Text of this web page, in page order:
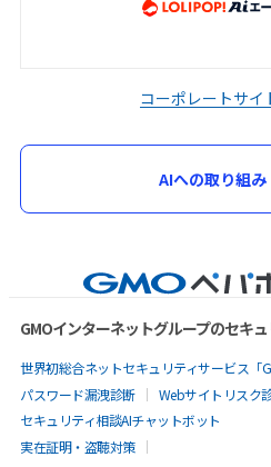
コーポレートサイ
AIへの取り組み
GMOインターネットグループのセキ
世界初総合ネットセキュリティサービス「
パスワード漏洩診断
Webサイトリスク
セキュリティ相談AIチャットボット
実在証明・盗聴対策